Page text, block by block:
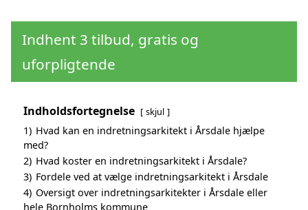
Indhent 3 tilbud, gratis og
uforpligtende
Indholdsfortegnelse skjul
1) Hvad kan en indretningsarkitekt i Årsdale hjælpe
med?
2) Hvad koster en indretningsarkitekt i Årsdale?
3) Fordele ved at vælge indretningsarkitekt i Årsdale
4) Oversigt over indretningsarkitekter i Årsdale eller
hele Bornholms kommune